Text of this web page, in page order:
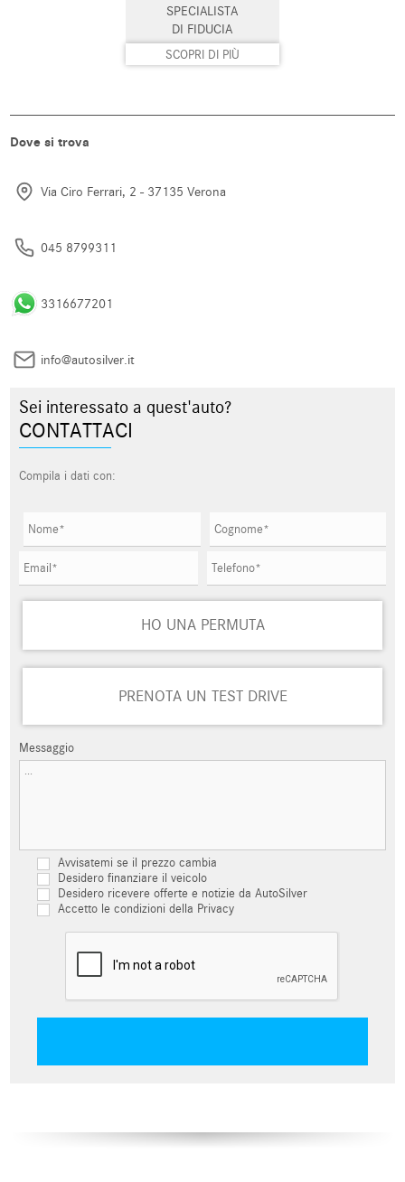
Sistema di parcheggio automatico Specchietti laterali elettrici
Supporto lombare
Trazione integrale
Vetri oscurati
SPECIALISTA
DI FIDUCIA
SCOPRI DI PIÙ
Dove si trova
Via Ciro Ferrari, 2 - 37135 Verona
045 8799311
3316677201
info@autosilver.it
Sei interessato a quest'auto?
CONTATTACI
Compila i dati con:
HO UNA PERMUTA
PRENOTA UN TEST DRIVE
Messaggio
Avvisatemi se il prezzo cambia
Desidero finanziare il veicolo
Desidero ricevere offerte e notizie da AutoSilver
Accetto le condizioni della Privacy